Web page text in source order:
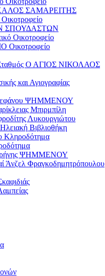
ΚΑΛΟΣ ΣΑΜΑΡΕΙΤΗΣ
ΣΠΟΥΔΑΣΤΩΝ
Οικοτροφείο
Σταθμός Ο ΑΓΙΟΣ ΝΙΚΟΛΑΟΣ
και Αγιογραφίας
ΨΗΜΜΕΝΟΥ
Μπιρμπίλη
Λυκουργιώτου
Βιβλιοθήκη
Κληροδότημα
ΨΗΜΜΕΝΟΥ
Άνζελ Φραγκοδημητρόπουλου